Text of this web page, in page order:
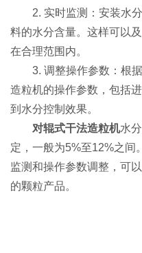
2. 实时监测：安装水分
料的水分含量。这样可以
在合理范围内。
3. 调整操作参数：根据
造粒机的操作参数，包括
到水分控制效果。
对辊式干法造粒机水
定，一般为5%至12%之间
监测和操作参数调整，可
的颗粒产品。